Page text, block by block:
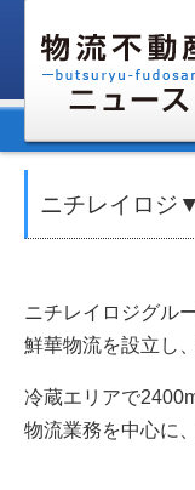
ニチレイロジ
ニチレイロジグル
鮮華物流を設立し
冷蔵エリアで
物流業務を中心に